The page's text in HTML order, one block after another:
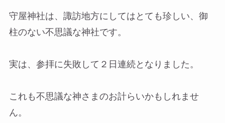
守屋神社は、諏訪地方にしてはとても珍しい、御
柱のない不思議な神社です。
実は、参拝に失敗して２日連続となりました。
これも不思議な神さまのお計らいかもしれませ
ん。